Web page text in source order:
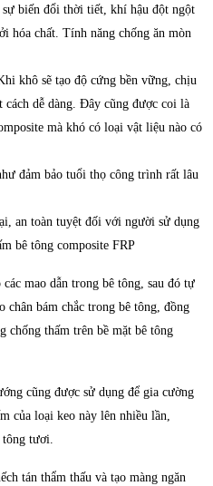
biến đổi thời tiết, khí hậu đột ngột
hóa chất. Tính năng chống ăn mòn
khô sẽ tạo độ cứng bền vững, chịu
cách dễ dàng. Đây cũng được coi là
mà khó có loại vật liệu nào có
đảm bảo tuổi thọ công trình rất lâu
an toàn tuyệt đối với người sử dụng
bê tông composite FRP
mao dẫn trong bê tông, sau đó tự
chân bám chắc trong bê tông, đồng
chống thấm trên bề mặt bê tông
cũng được sử dụng để gia cường
của loại keo này lên nhiều lần,
tông tươi.
tán thẩm thấu và tạo màng ngăn